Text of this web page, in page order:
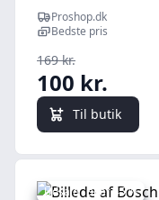
102 BF
Proshop.dk
Bedste pris
169 kr.
100 kr.
Til butik
Udsalg - spar 45 %